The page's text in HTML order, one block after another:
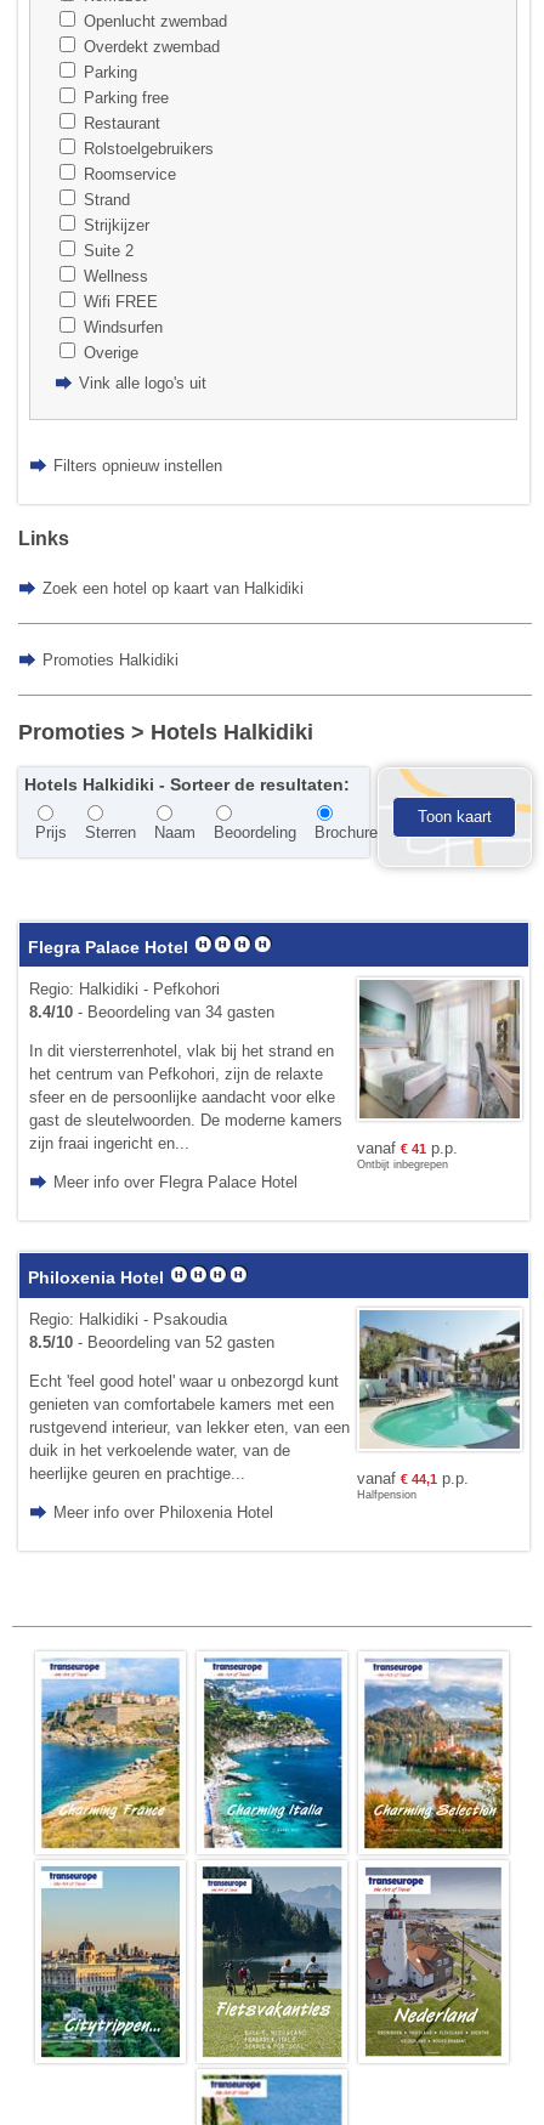
Openlucht zwembad
Overdekt zwembad
Parking
Parking free
Restaurant
Rolstoelgebruikers
Roomservice
Strand
Strijkijzer
Suite 2
Wellness
Wifi FREE
Windsurfen
Overige
Vink alle logo's uit
Filters opnieuw instellen
Links
Zoek een hotel op kaart van Halkidiki
Promoties Halkidiki
Promoties> Hotels Halkidiki
Hotels Halkidiki - Sorteer de resultaten:
Prijs Sterren Naam Beoordeling Brochure
Toon kaart
Flegra Palace Hotel
Regio: Halkidiki - Pefkohori
8.4/10- Beoordeling van 34 gasten
In dit viersterrenhotel, vlak bij het strand en
het centrum van Pefkohori, zijn de relaxte
sfeer en de persoonlijke aandacht voor elke
gast de sleutelwoorden. De moderne kamers
zijn fraai ingericht en...
Meer info over Flegra Palace Hotel
vanaf € 41 p.p.
Ontbijt inbegrepen
Philoxenia Hotel
Regio: Halkidiki - Psakoudia
8.5/10- Beoordeling van 52 gasten
Echt 'feel good hotel' waar u onbezorgd kunt
genieten van comfortabele kamers met een
rustgevend interieur, van lekker eten, van een
duik in het verkoelende water, van de
heerlijke geuren en prachtige...
Meer info over Philoxenia Hotel
vanaf € 44,1 p.p.
Halfpension